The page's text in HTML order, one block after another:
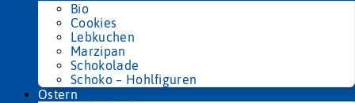
Bio
Cookies
Lebkuchen
Marzipan
Schokolade
Schoko – Hohlfiguren
Ostern